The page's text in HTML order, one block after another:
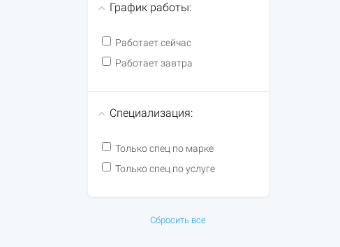
График работы:
Работает сейчас
Работает завтра
Специализация:
Только спец по марке
Только спец по услуге
Сбросить все